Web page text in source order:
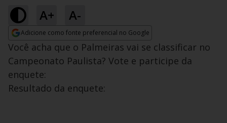
A+ A-
Adicione como fonte preferencial no Google
Opens in new window
Você acha que o Palmeiras vai se classificar no
Campeonato Paulista? Vote e participe da
enquete:
Resultado da enquete: